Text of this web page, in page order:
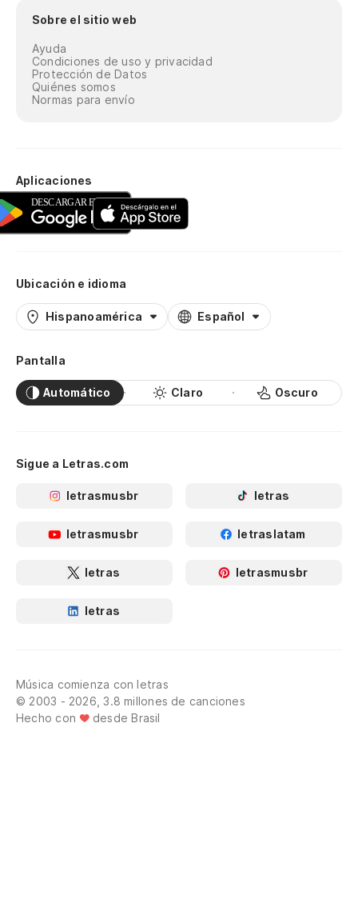
Sobre el sitio web
Ayuda
Condiciones de uso y privacidad
Protección de Datos
Quiénes somos
Normas para envío
Aplicaciones
Ubicación e idioma
Hispanoamérica Español
Pantalla
Automático Claro Oscuro
Sigue a Letras.com
letrasmusbr letras
letrasmusbr letraslatam
letras letrasmusbr
letras
Música comienza con letras
© 2003 - 2026, 3.8 millones de canciones
Hecho con
desde Brasil